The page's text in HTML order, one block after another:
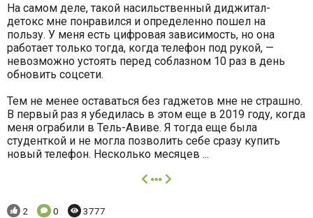
На самом деле, такой насильственный диджитал-
детокс мне понравился и определенно пошел на
пользу. У меня есть цифровая зависимость, но она
работает только тогда, когда телефон под рукой, —
невозможно устоять перед соблазном 10 раз в день
обновить соцсети.
Тем не менее оставаться без гаджетов мне не страшно.
В первый раз я убедилась в этом еще в 2019 году, когда
меня ограбили в Тель-Авиве. Я тогда еще была
студенткой и не могла позволить себе сразу купить
новый телефон. Несколько месяцев ...
далее
Понравилось:
2 Комментариев:
0 Просмотров:
3777